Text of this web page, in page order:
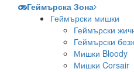
Геймърска Зона
Геймърски мишки
Геймърски
Геймърски
Мишки Bloody
Мишки Corsair